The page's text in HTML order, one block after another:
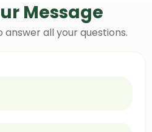
Message
all your questions.